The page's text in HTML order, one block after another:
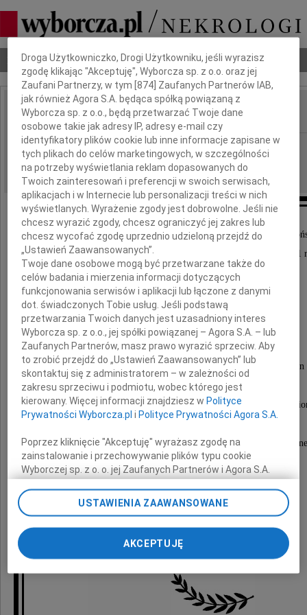
Nekrologi Odeszli Poradnik pogrzebowy
IMIĘ I NAZWISKO:
REGION: Kraków, Warszawa
DATA EMISJI: 31.01.2011
Wydział Prawa i Administracji Uniwersytetu
z głębokim żalem żegna zmarłego 27 stycznia 2011
profesora
Jana Baszkiewicza
Nauczyciela wielu pokoleń historyków doktryn
politycznych i prawnych i historyków prawa.
Tego, który przez lata wyznaczał najwyższy
wspaniałego Człowieka, wybitnego Uczonego,
naszego Mistrza i Przyjaciela.
Dziekan
i Rada Wydziału Prawa i Administracji
Uniwersytetu Jagiellońskiego
Dbamy o Twoją prywatność
Droga Użytkowniczko, Drogi Użytkowniku, jeśli wyrazisz
zgodę klikając "Akceptuję", Wyborcza sp. z o.o. oraz jej
Zaufani Partnerzy, w tym [874 ] Zaufanych Partnerów IAB,
jak również Agora S.A. będąca spółką powiązaną z
Wyborcza sp. z o.o., będą przetwarzać Twoje dane
osobowe takie jak adresy IP, adresy e-mail czy
identyfikatory plików cookie lub inne informacje zapisane w
tych plikach do celów marketingowych, w szczególności
na potrzeby wyświetlania reklam dopasowanych do
Twoich zainteresowań i preferencji w swoich serwisach,
aplikacjach i w Internecie lub personalizacji treści w nich
wyświetlanych. Wyrażenie zgody jest dobrowolne. Jeśli nie
chcesz wyrazić zgody, chcesz ograniczyć jej zakres lub
chcesz wycofać zgodę uprzednio udzieloną przejdź do
„Ustawień Zaawansowanych”.
Twoje dane osobowe mogą być przetwarzane także do
celów badania i mierzenia informacji dotyczących
funkcjonowania serwisów i aplikacji lub łączone z danymi
dot. świadczonych Tobie usług. Jeśli podstawą
przetwarzania Twoich danych jest uzasadniony interes
Wyborcza sp. z o.o., jej spółki powiązanej – Agora S.A. – lub
Zaufanych Partnerów, masz prawo wyrazić sprzeciw. Aby
to zrobić przejdź do „Ustawień Zaawansowanych” lub
skontaktuj się z administratorem – w zależności od
zakresu sprzeciwu i podmiotu, wobec którego jest
kierowany. Więcej informacji znajdziesz w Polityce
Prywatności Wyborcza.pl i Polityce Prywatności Agora S.A.
Poprzez kliknięcie "Akceptuję" wyrażasz zgodę na
zainstalowanie i przechowywanie plików typu cookie
Wyborczej sp. z o. o. jej Zaufanych Partnerów i Agora S.A.
chwili zmienić swoje preferencje dot. plików cookie,
ponownie wywołując narzędzie do zarządzania Twoimi
preferencjami dot. przetwarzania danych poprzez
odnośnik „Ustawienia prywatności” w stopce serwisu i
przechodząc do sekcji „Ustawienia zaawansowane”.
My, nasi Zaufani Partnerzy i Agora S.A. możemy
USTAWIENIA ZAAWANSOWANE
AKCEPTUJĘ